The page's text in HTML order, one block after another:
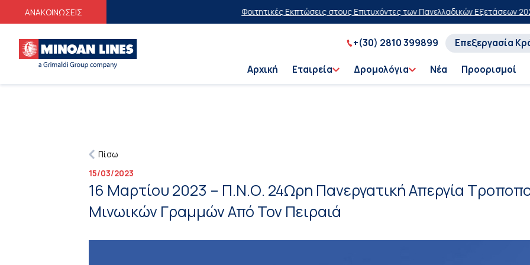
ΑΝΑΚΟΙΝΩΣΕΙΣ Φοιτητικές Εκπτώσεις στους Επιτυχόντες των Πανελλαδικών Εξετάσεων 202620%
+(30) 2810 399899 Επεξεργασία
Αρχική Εταιρεία Δρομολόγια Νέα Προορισμοί
Πίσω
15/03/2023
16 Μαρτίου 2023 – Π.Ν.Ο. 24Ωρη Πανεργατική Απεργία
Μινωικών Γραμμών Από Τον Πειραιά